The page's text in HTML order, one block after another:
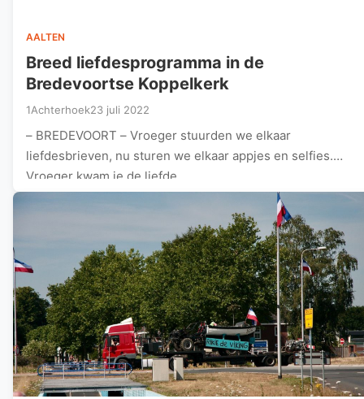
AALTEN
Breed liefdesprogramma in de
Bredevoortse Koppelkerk
1Achterhoek23 juli 2022
– BREDEVOORT – Vroeger stuurden we elkaar
liefdesbrieven, nu sturen we elkaar appjes en selfies.
Vroeger kwam je de liefde…